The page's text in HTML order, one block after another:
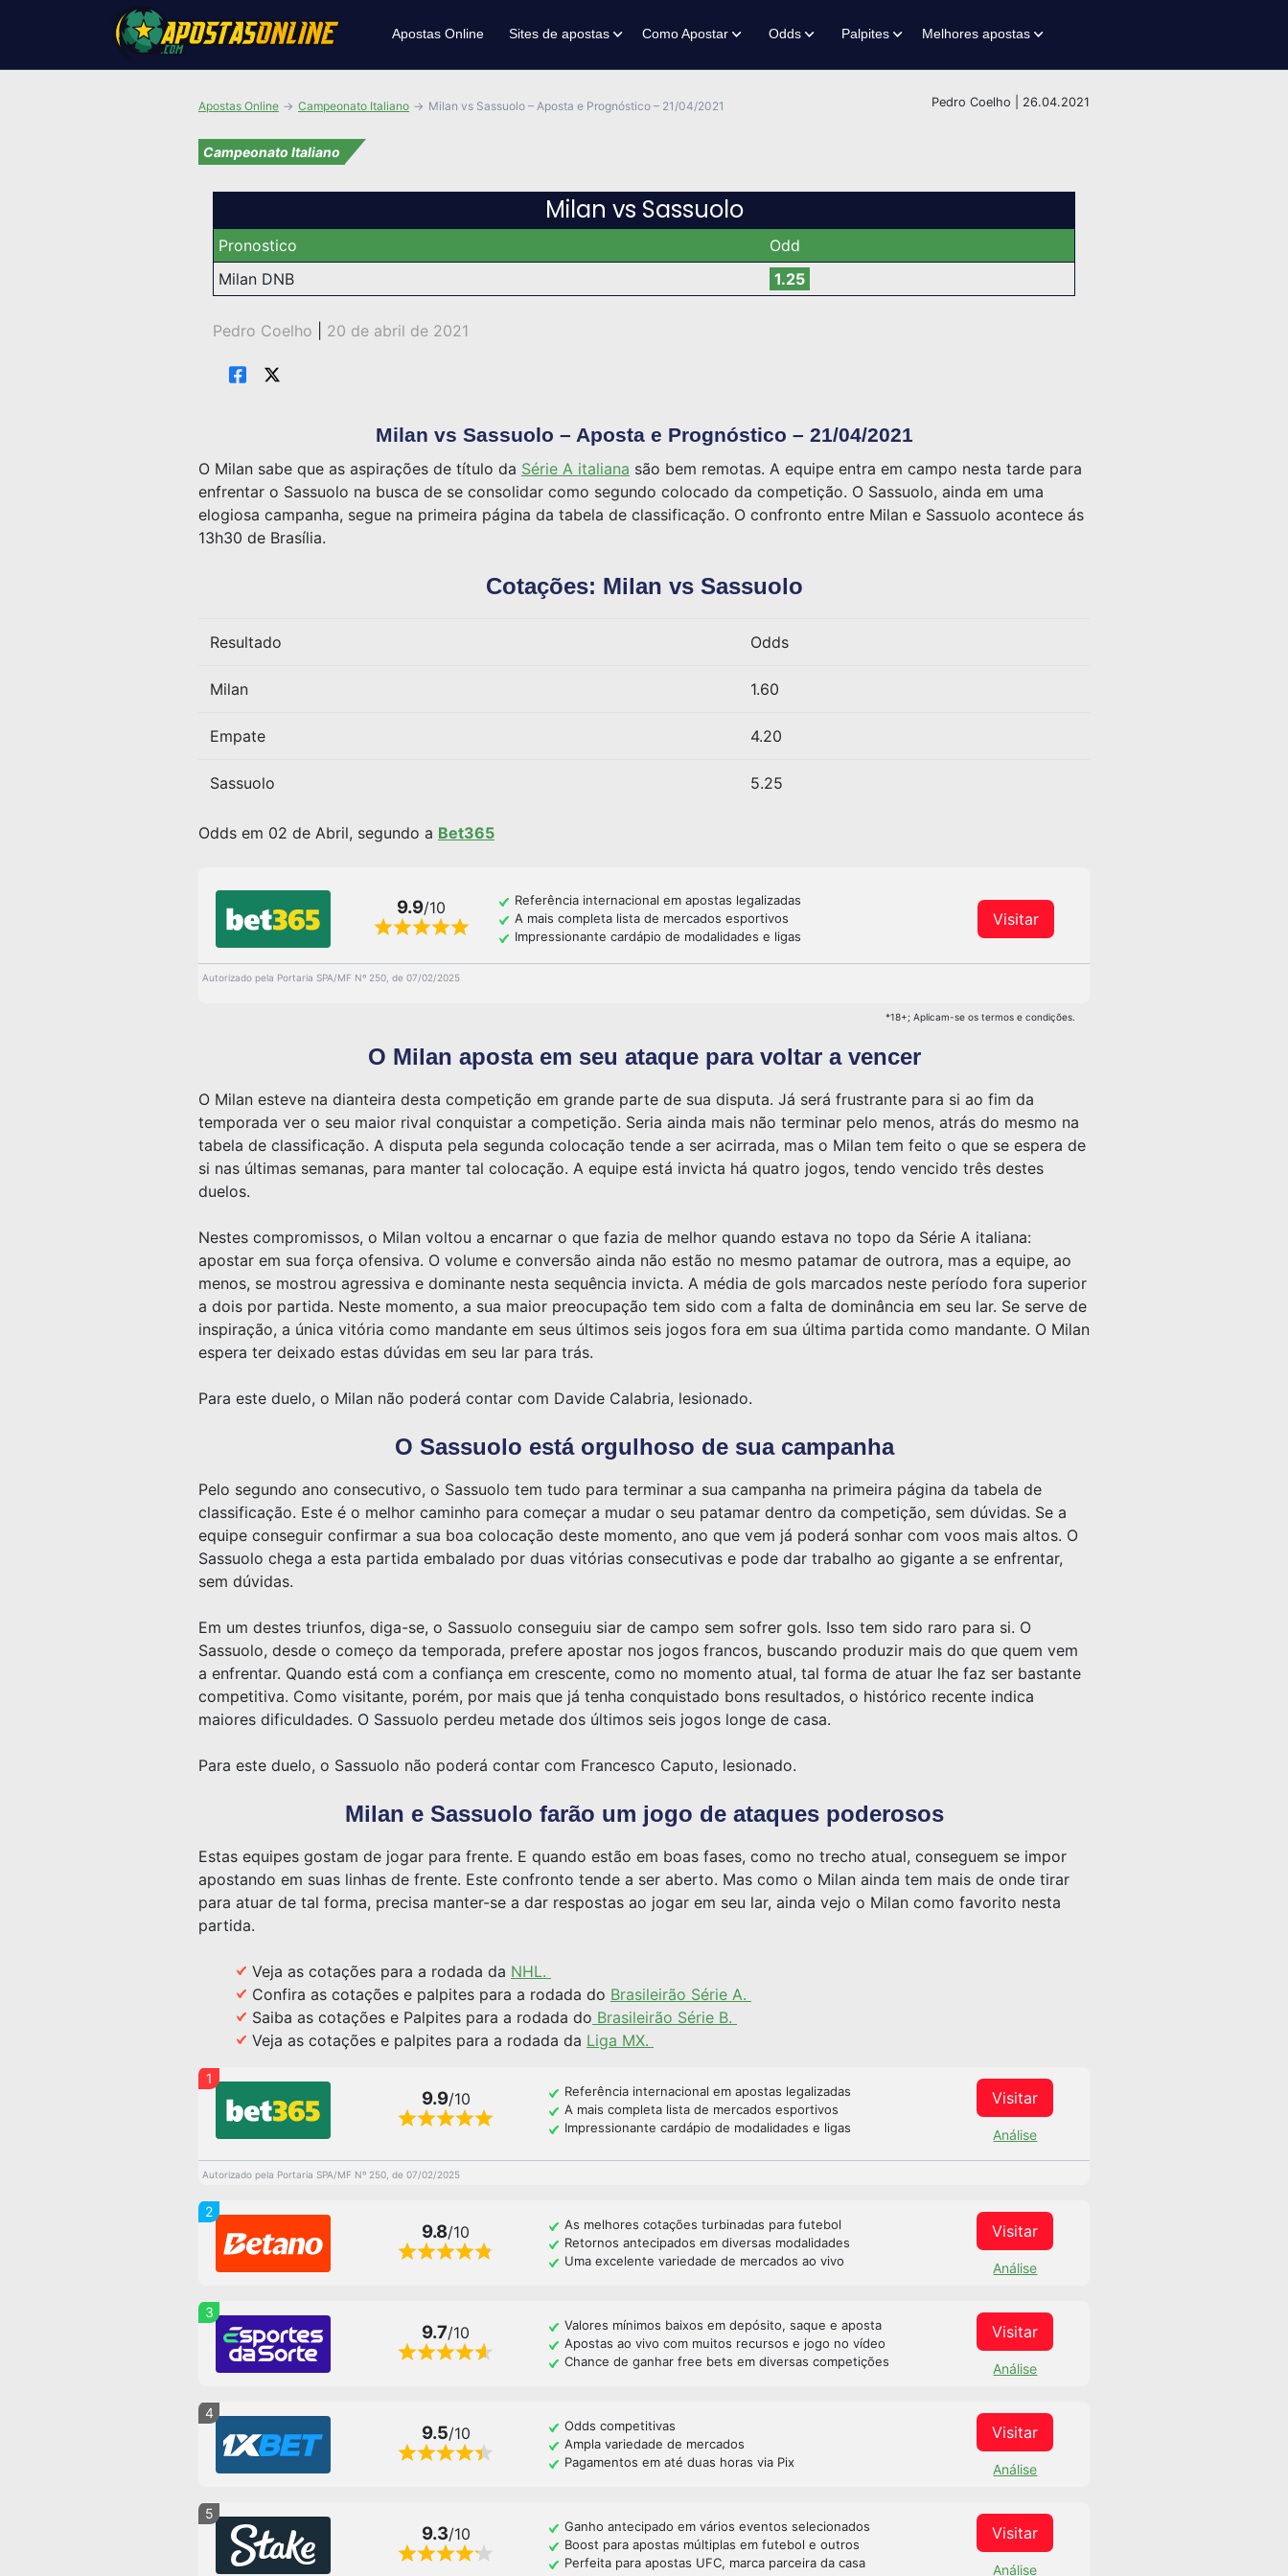
Apostas Online Sites de apostas Como Apostar Odds Palpites Melhores apostas
Pedro Coelho | 26.04.2021
Apostas Online Campeonato Italiano Milan vs Sassuolo – Aposta e Prognóstico – 21/04/2021
Campeonato Italiano
Milan vs Sassuolo
Pronostico
Odd
Milan DNB
1.25
Pedro Coelho 20 de abril de 2021
Milan vs Sassuolo – Aposta e Prognóstico – 21/04/2021
O Milan sabe que as aspirações de título da Série A italiana são bem remotas. A equipe entra em campo nesta tarde para
enfrentar o Sassuolo na busca de se consolidar como segundo colocado da competição. O Sassuolo, ainda em uma
elogiosa campanha, segue na primeira página da tabela de classificação. O confronto entre Milan e Sassuolo acontece ás
13h30 de Brasília.
Cotações: Milan vs Sassuolo
Resultado Odds
Milan 1.60
Empate 4.20
Sassuolo 5.25
Odds em 02 de Abril, segundo a Bet365
9.9/10
Referência internacional em apostas legalizadas
A mais completa lista de mercados esportivos
Impressionante cardápio de modalidades e ligas
Visitar
Autorizado pela Portaria SPA/MF Nº 250, de 07/02/2025
*18+; Aplicam-se os termos e condições.
O Milan aposta em seu ataque para voltar a vencer
O Milan esteve na dianteira desta competição em grande parte de sua disputa. Já será frustrante para si ao fim da
temporada ver o seu maior rival conquistar a competição. Seria ainda mais não terminar pelo menos, atrás do mesmo na
tabela de classificação. A disputa pela segunda colocação tende a ser acirrada, mas o Milan tem feito o que se espera de
si nas últimas semanas, para manter tal colocação. A equipe está invicta há quatro jogos, tendo vencido três destes
duelos.
Nestes compromissos, o Milan voltou a encarnar o que fazia de melhor quando estava no topo da Série A italiana:
apostar em sua força ofensiva. O volume e conversão ainda não estão no mesmo patamar de outrora, mas a equipe, ao
menos, se mostrou agressiva e dominante nesta sequência invicta. A média de gols marcados neste período fora superior
a dois por partida. Neste momento, a sua maior preocupação tem sido com a falta de dominância em seu lar. Se serve de
inspiração, a única vitória como mandante em seus últimos seis jogos fora em sua última partida como mandante. O Milan
espera ter deixado estas dúvidas em seu lar para trás.
Para este duelo, o Milan não poderá contar com Davide Calabria, lesionado.
O Sassuolo está orgulhoso de sua campanha
Pelo segundo ano consecutivo, o Sassuolo tem tudo para terminar a sua campanha na primeira página da tabela de
classificação. Este é o melhor caminho para começar a mudar o seu patamar dentro da competição, sem dúvidas. Se a
equipe conseguir confirmar a sua boa colocação deste momento, ano que vem já poderá sonhar com voos mais altos. O
Sassuolo chega a esta partida embalado por duas vitórias consecutivas e pode dar trabalho ao gigante a se enfrentar,
sem dúvidas.
Em um destes triunfos, diga-se, o Sassuolo conseguiu siar de campo sem sofrer gols. Isso tem sido raro para si. O
Sassuolo, desde o começo da temporada, prefere apostar nos jogos francos, buscando produzir mais do que quem vem
a enfrentar. Quando está com a confiança em crescente, como no momento atual, tal forma de atuar lhe faz ser bastante
competitiva. Como visitante, porém, por mais que já tenha conquistado bons resultados, o histórico recente indica
maiores dificuldades. O Sassuolo perdeu metade dos últimos seis jogos longe de casa.
Para este duelo, o Sassuolo não poderá contar com Francesco Caputo, lesionado.
Milan e Sassuolo farão um jogo de ataques poderosos
Estas equipes gostam de jogar para frente. E quando estão em boas fases, como no trecho atual, conseguem se impor
apostando em suas linhas de frente. Este confronto tende a ser aberto. Mas como o Milan ainda tem mais de onde tirar
para atuar de tal forma, precisa manter-se a dar respostas ao jogar em seu lar, ainda vejo o Milan como favorito nesta
partida.
Veja as cotações para a rodada da NHL.
Confira as cotações e palpites para a rodada do Brasileirão Série A.
Saiba as cotações e Palpites para a rodada do Brasileirão Série B.
Veja as cotações e palpites para a rodada da Liga MX.
1
9.9/10
Referência internacional em apostas legalizadas
A mais completa lista de mercados esportivos
Impressionante cardápio de modalidades e ligas
Visitar
Análise
Autorizado pela Portaria SPA/MF Nº 250, de 07/02/2025
2
9.8/10
As melhores cotações turbinadas para futebol
Retornos antecipados em diversas modalidades
Uma excelente variedade de mercados ao vivo
Visitar
Análise
3
9.7/10
Valores mínimos baixos em depósito, saque e aposta
Apostas ao vivo com muitos recursos e jogo no vídeo
Chance de ganhar free bets em diversas competições
Visitar
Análise
4
9.5/10
Odds competitivas
Ampla variedade de mercados
Pagamentos em até duas horas via Pix
Visitar
Análise
5
9.3/10
Ganho antecipado em vários eventos selecionados
Boost para apostas múltiplas em futebol e outros
Perfeita para apostas UFC, marca parceira da casa
Visitar
Análise